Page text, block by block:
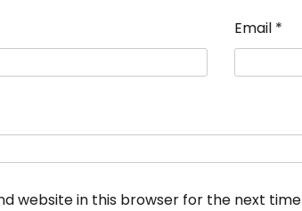
Email *
website in this browser for the next